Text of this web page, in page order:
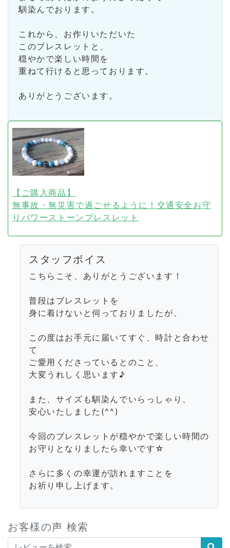
馴染んでおります。
これから、お作りいただいた
このブレスレットと、
穏やかで楽しい時間を
重ねて行けると思っております。
ありがとうございます。
【ご購入商品】
無事故・無災害で過ごせるように！交通安全お守
りパワーストーンブレスレット
スタッフボイス
こちらこそ、ありがとうございます！
普段はブレスレットを
身に着けないと伺っておりましたが、
この度はお手元に届いてすぐ、時計と合わせ
て
ご愛用くださっているとのこと、
大変うれしく思います♪
また、サイズも馴染んでいらっしゃり、
安心いたしました(^^)
今回のブレスレットが穏やかで楽しい時間の
お守りとなりましたら幸いです☆
さらに多くの幸運が訪れますことを
お祈り申し上げます。
お客様の声 検索